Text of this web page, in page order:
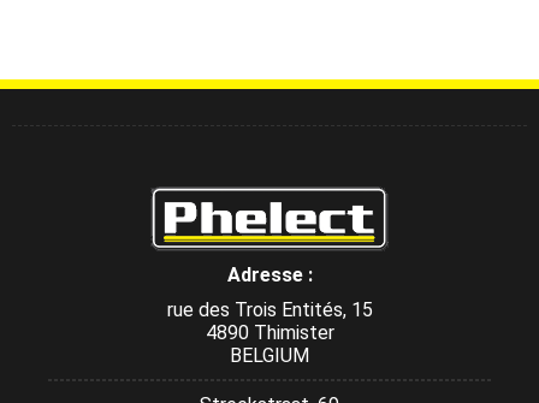
Adresse :
rue des Trois Entités, 15
4890 Thimister
BELGIUM